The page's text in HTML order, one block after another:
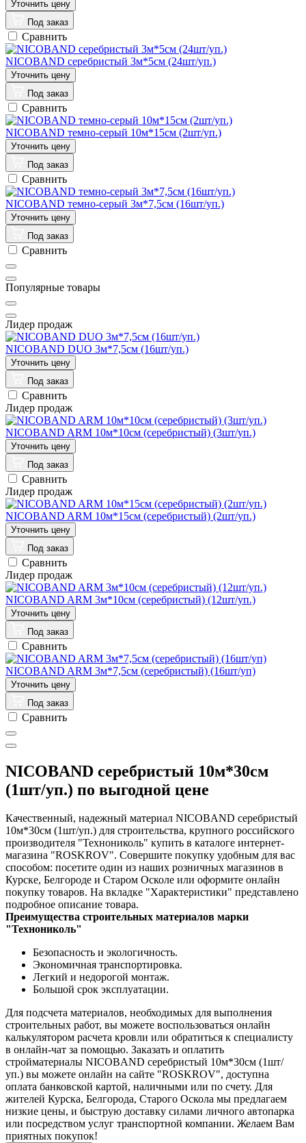
Под заказ
Сравнить
NICOBAND серебристый 3м*5см (24шт/уп.)
Под заказ
Сравнить
NICOBAND темно-серый 10м*15см (2шт/уп.)
Под заказ
Сравнить
NICOBAND темно-серый 3м*7,5см (16шт/уп.)
Под заказ
Сравнить
Популярные товары
Лидер продаж
NICOBAND DUO 3м*7,5cм (16шт/уп.)
Под заказ
Сравнить
Лидер продаж
NICOBAND ARM 10м*10cм (серебристый) (3шт/уп.)
Под заказ
Сравнить
Лидер продаж
NICOBAND ARM 10м*15cм (серебристый) (2шт/уп.)
Под заказ
Сравнить
Лидер продаж
NICOBAND ARM 3м*10cм (серебристый) (12шт/уп.)
Под заказ
Сравнить
NICOBAND ARM 3м*7,5cм (серебристый) (16шт/уп)
Под заказ
Сравнить
NICOBAND серебристый 10м*30см
(1шт/уп.) по выгодной цене
Качественный, надежный материал NICOBAND серебристый
10м*30см (1шт/уп.) для строительства, крупного российского
производителя "Технониколь" купить в каталоге интернет-
магазина "ROSKROV". Совершите покупку удобным для вас
способом: посетите один из наших розничных магазинов в
Курске, Белгороде и Старом Осколе или оформите онлайн
покупку товаров. На вкладке "Характеристики" представлено
подробное описание товара.
Преимущества строительных материалов марки
"Технониколь"
Безопасность и экологичность.
Экономичная транспортировка.
Легкий и недорогой монтаж.
Большой срок эксплуатации.
Для подсчета материалов, необходимых для выполнения
строительных работ, вы можете воспользоваться онлайн
калькулятором расчета кровли или обратиться к специалисту
в онлайн-чат за помощью. Заказать и оплатить
стройматериалы NICOBAND серебристый 10м*30см (1шт/
уп.) вы можете онлайн на сайте "ROSKROV", доступна
оплата банковской картой, наличными или по счету. Для
жителей Курска, Белгорода, Старого Оскола мы предлагаем
низкие цены, и быструю доставку силами личного автопарка
или посредством услуг транспортной компании. Желаем Вам
приятных покупок!